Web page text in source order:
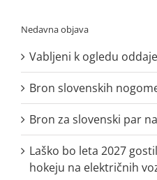
Nedavna objava
Vabljeni k ogledu
Bron slovenskih
Bron za slovenski par
Laško bo leta 2027
hokeju na električnih